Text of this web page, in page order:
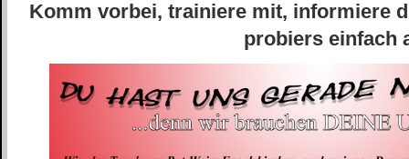
Komm vorbei, trainiere mit, informiere
probiers einfach